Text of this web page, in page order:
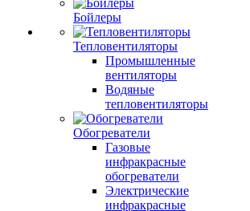
Бойлеры
Тепловентиляторы
Промышленные
вентиляторы
Водяные
тепловентиляторы
Обогреватели
Газовые
инфракрасные
обогреватели
Электрические
инфракрасные